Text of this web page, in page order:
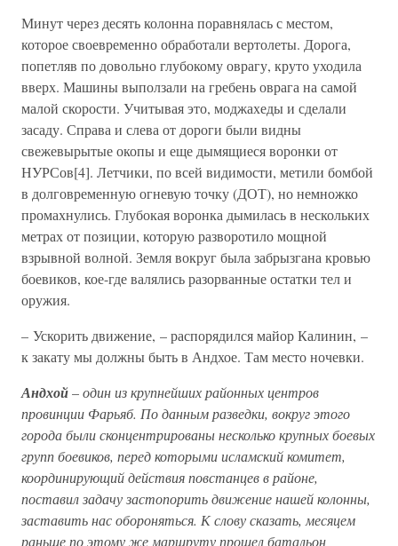
Минут через десять колонна поравнялась с местом,
которое своевременно обработали вертолеты. Дорога,
попетляв по довольно глубокому оврагу, круто уходила
вверх. Машины выползали на гребень оврага на самой
малой скорости. Учитывая это, моджахеды и сделали
засаду. Справа и слева от дороги были видны
свежевырытые окопы и еще дымящиеся воронки от
НУРСов[4]. Летчики, по всей видимости, метили бомбой
в долговременную огневую точку (ДОТ), но немножко
промахнулись. Глубокая воронка дымилась в нескольких
метрах от позиции, которую разворотило мощной
взрывной волной. Земля вокруг была забрызгана кровью
боевиков, кое-где валялись разорванные остатки тел и
оружия.
– Ускорить движение, – распорядился майор Калинин, –
к закату мы должны быть в Андхое. Там место ночевки.
Андхой–один из крупнейших районных центров
провинции Фарьяб. По данным разведки, вокруг этого
города были сконцентрированы несколько крупных боевых
групп боевиков, перед которыми исламский комитет,
координирующий действия повстанцев в районе,
поставил задачу застопорить движение нашей колонны,
заставить нас обороняться. К слову сказать, месяцем
раньше по этому же маршруту прошел батальон